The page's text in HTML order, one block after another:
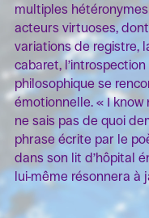
multiples
acteurs virtuoses,
variations de registre,
cabaret,
philosophique se
émotionnelle. « I
ne sais pas de quoi
phrase écrite par le
dans son lit d’hôpital
lui-même résonnera à